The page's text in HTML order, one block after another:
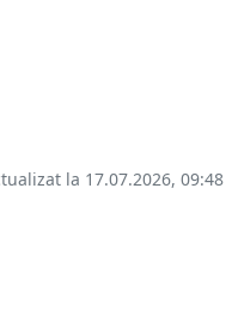
la 17.07.2026, 09:48